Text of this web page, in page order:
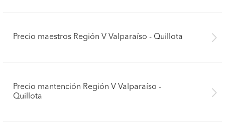
Precio maestros Región V Valparaíso - Quillota
Precio mantención Región V Valparaíso -
Quillota